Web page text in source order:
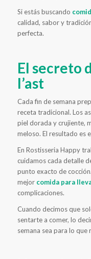
Si estás buscando
calidad, sabor y
perfecta.
El secreto
l’ast
Cada fin de semana
receta tradicional. Los
piel dorada y crujiente,
meloso. El resultado es
En Rostisseria Happy
cuidamos cada detalle
punto exacto de
mejor comida para
complicaciones.
Cuando decimos que
sentarte a comer, lo
semana sea para lo